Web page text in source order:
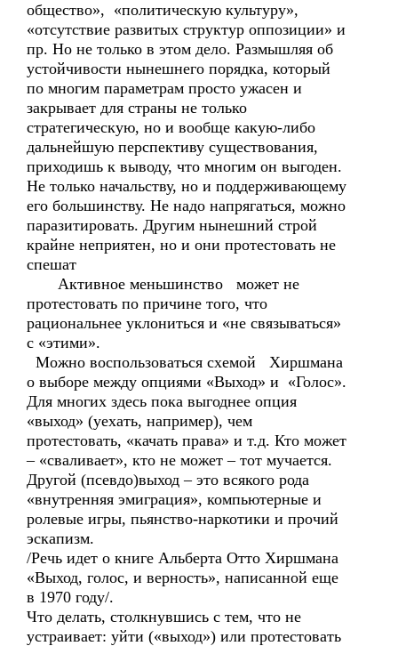
общество», «политическую культуру»,
«отсутствие развитых структур оппозиции» и
пр. Но не только в этом дело. Размышляя об
устойчивости нынешнего порядка, который
по многим параметрам просто ужасен и
закрывает для страны не только
стратегическую, но и вообще какую-либо
дальнейшую перспективу существования,
приходишь к выводу, что многим он выгоден.
Не только начальству, но и поддерживающему
его большинству. Не надо напрягаться, можно
паразитировать. Другим нынешний строй
крайне неприятен, но и они протестовать не
спешат
Активное меньшинство может не
протестовать по причине того, что
рациональнее уклониться и «не связываться»
с «этими».
Можно воспользоваться схемой Хиршмана
о выборе между опциями «Выход» и «Голос».
Для многих здесь пока выгоднее опция
«выход» (уехать, например), чем
протестовать, «качать права» и т.д. Кто может
– «сваливает», кто не может – тот мучается.
Другой (псевдо)выход – это всякого рода
«внутренняя эмиграция», компьютерные и
ролевые игры, пьянство-наркотики и прочий
эскапизм.
/Речь идет о книге Альберта Отто Хиршмана
«Выход, голос, и верность», написанной еще
в 1970 году/.
Что делать, столкнувшись с тем, что не
устраивает: уйти («выход») или протестовать